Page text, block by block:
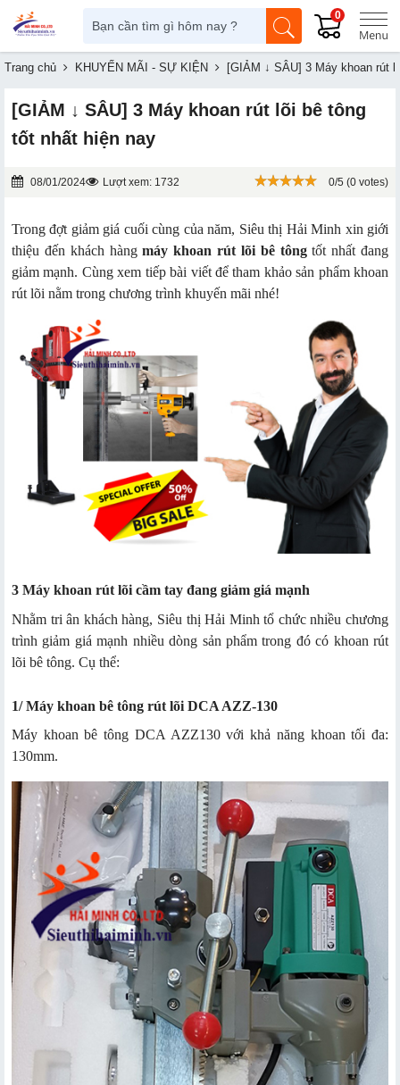
0
Trang chủ KHUYẾN MÃI - SỰ KIỆN [GIẢM ↓ SÂU] 3 Máy khoan rút
[GIẢM ↓ SÂU] 3 Máy khoan rút lõi bê tông
tốt nhất hiện nay
08/01/2024 Lượt xem: 1732 0/5 (0 votes)
Trong đợt giảm giá cuối cùng của năm, Siêu thị Hải Minh xin giới
thiệu đến khách hàngmáy khoan rút lõi bê tôngtốt nhất đang
giảm mạnh. Cùng xem tiếp bài viết để tham khảo sản phẩm khoan
rút lõi nằm trong chương trình khuyến mãi nhé!
3 Máy khoan rút lõi cầm tay đang giảm giá mạnh
Nhằm tri ân khách hàng, Siêu thị Hải Minh tổ chức nhiều chương
trình giảm giá mạnh nhiều dòng sản phẩm trong đó có khoan rút
lõi bê tông. Cụ thể:
1/ Máy khoan bê tông rút lõi DCA AZZ-130
Máy khoan bê tông DCA AZZ130 với khả năng khoan tối đa:
130mm.